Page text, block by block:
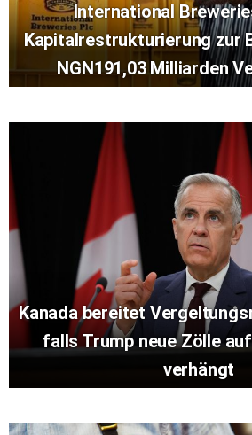
International
Kapitalrestrukturierung zur
NGN191,03 Milliarden
Kanada bereitet
falls Trump neue Zölle
verhängt